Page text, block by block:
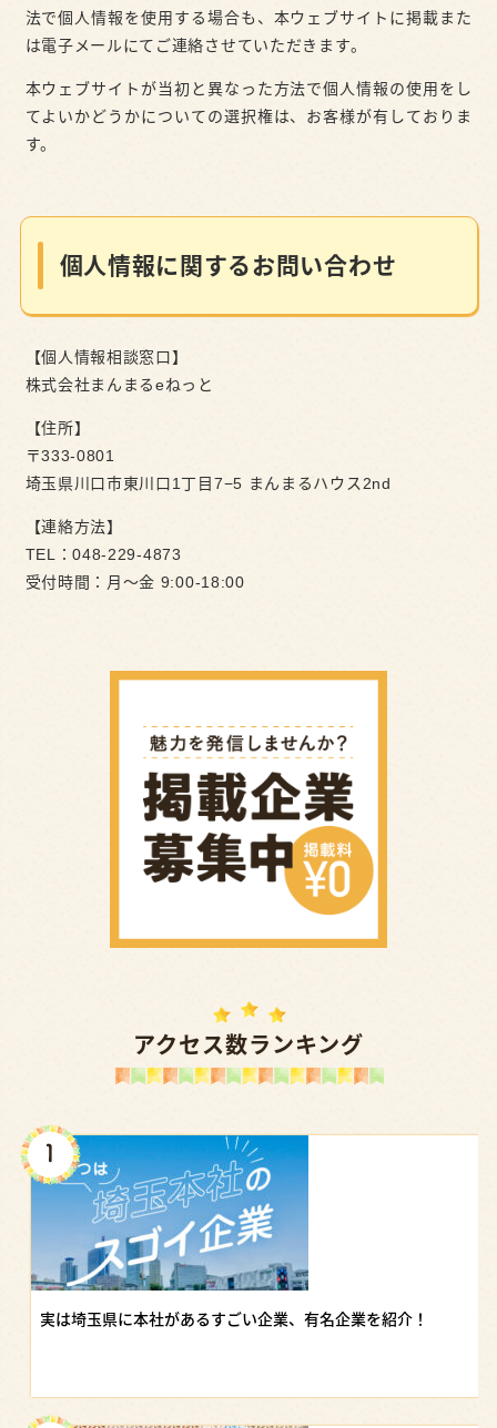
法で個人情報を使用する場合も、本ウェブサイトに掲載また
は電子メールにてご連絡させていただきます。
本ウェブサイトが当初と異なった方法で個人情報の使用をし
てよいかどうかについての選択権は、お客様が有しておりま
す。
個人情報に関するお問い合わせ
【個⼈情報相談窓⼝】
株式会社まんまるeねっと
【住所】
〒333-0801
埼玉県川口市東川口1丁目7−5 まんまるハウス2nd
【連絡方法】
TEL：048-229-4873
受付時間：⽉〜⾦ 9:00-18:00
アクセス数ランキング
実は埼玉県に本社があるすごい企業、有名企業を紹介！